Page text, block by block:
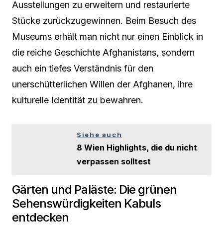
Ausstellungen zu erweitern und restaurierte
Stücke zurückzugewinnen. Beim Besuch des
Museums erhält man nicht nur einen Einblick in
die reiche Geschichte Afghanistans, sondern
auch ein tiefes Verständnis für den
unerschütterlichen Willen der Afghanen, ihre
kulturelle Identität zu bewahren.
Siehe auch
8 Wien Highlights, die du nicht
verpassen solltest
Gärten und Paläste: Die grünen
Sehenswürdigkeiten Kabuls
entdecken